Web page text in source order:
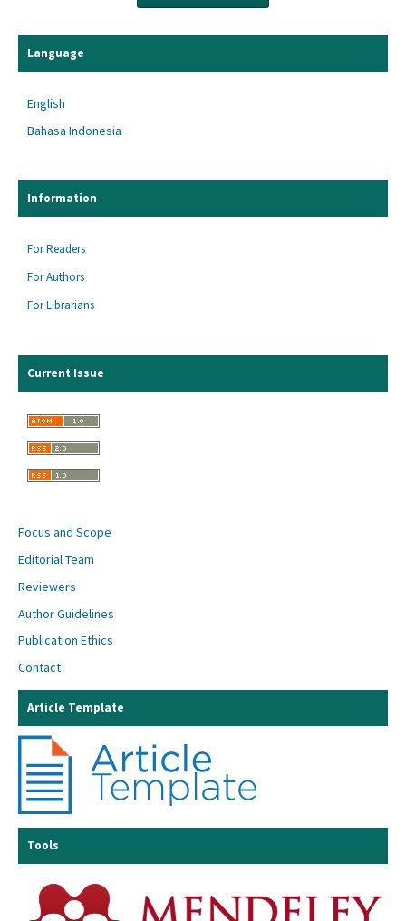
Language
English
Bahasa Indonesia
Information
For Readers
For Authors
For Librarians
Current Issue
Focus and Scope
Editorial Team
Reviewers
Author Guidelines
Publication Ethics
Contact
Article Template
Tools